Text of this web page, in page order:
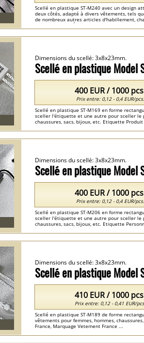
Scellé en plastique ST-M240 avec un design
deux côtés, adapté à divers vêtements, tels
de nombreux autres articles d'habillement,
Couture France, Étiquette Prénom France ...
Scellé en plastique Model
Dimensions du scellé: 3x8x23mm.
Scellé en plastique ST-M169 en forme
sceller l'étiquette et une autre pour sceller
chaussures, sacs, bijoux, etc. Etiquette
400 EUR / 1000
Prix entre: 0,12 - 0,4 EUR/pcs.
Scellé en plastique Model
Dimensions du scellé: 3x8x23mm.
Scellé en plastique ST-M206 en forme
sceller l'étiquette et une autre pour sceller
chaussures, sacs, bijoux, etc. Etiquette
400 EUR / 1000
Prix entre: 0,12 - 0,4 EUR/pcs.
Scellé en plastique Model
Dimensions du scellé: 3x8x23mm.
Scellé en plastique ST-M189 de forme
vêtements pour femmes, hommes,
France, Marquage Vetement France ...
410 EUR / 1000
Prix entre: 0,12 - 0,41 EUR/